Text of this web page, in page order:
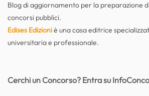
Blog di aggiornamento per la preparazione
concorsi pubblici.
Edises Edizioniè una casa editrice
universitaria e professionale.
Cerchi un Concorso? Entra su